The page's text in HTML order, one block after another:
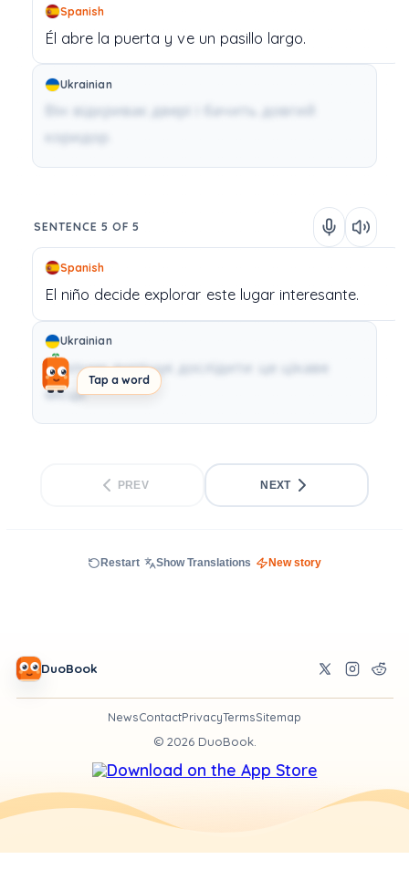
Tap a word
Spanish
Él abre la puerta y ve un pasillo largo.
Ukrainian
Він відкриває двері і бачить довгий
коридор.
SENTENCE 5 OF 5
Spanish
El niño decide explorar este lugar interesante.
Ukrainian
Хлопчик вирішує дослідити це цікаве
місце.
PREV NEXT
Restart Show Translations New story
DuoBook
NewsContactPrivacyTermsSitemap
© 2026DuoBook.